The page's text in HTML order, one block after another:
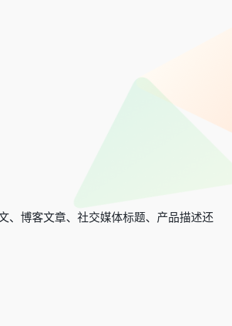
、博客文章、社交媒体标题、产品描述还